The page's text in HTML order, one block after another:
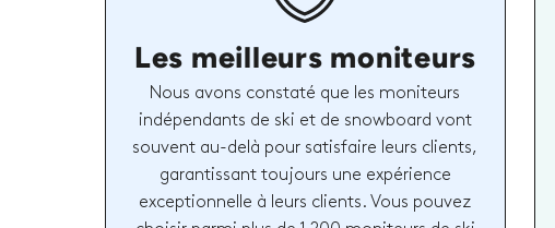
Les meilleurs moniteurs
Nous avons constaté que les moniteurs
indépendants de ski et de snowboard vont
souvent au-delà pour satisfaire leurs clients,
garantissant toujours une expérience
exceptionnelle à leurs clients. Vous pouvez